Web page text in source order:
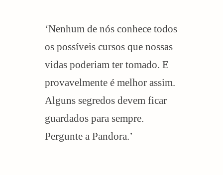
‘Nenhum de nós conhece todos
os possíveis cursos que nossas
vidas poderiam ter tomado. E
provavelmente é melhor assim.
Alguns segredos devem ficar
guardados para sempre.
Pergunte a Pandora.’